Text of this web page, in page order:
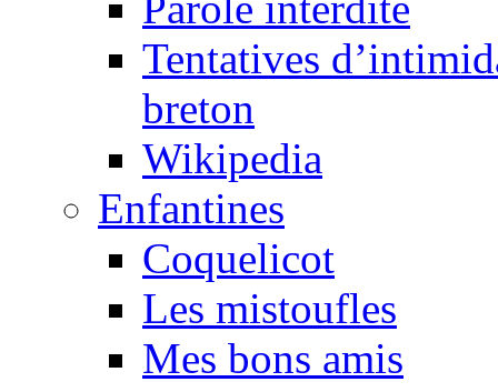
Tentatives
breton
Wikipedia
Enfantines
Coquelicot
Les mistoufles
Mes bons amis